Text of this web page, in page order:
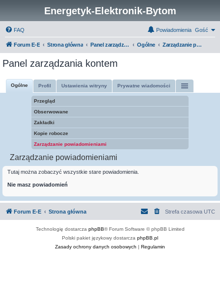
Energetyk-Elektronik-Bytom
FAQ Gość
Powiadomienia
Forum E-E Strona główna Panel zarządzania kontem Ogólne Zarządzanie powiadomieniami
Panel zarządzania kontem
Ogólne Profil Ustawienia witryny Prywatne wiadomości
Przegląd
Obserwowane
Zakładki
Kopie robocze
Zarządzanie powiadomieniami
Zarządzanie powiadomieniami
Tutaj można zobaczyć wszystkie stare powiadomienia.
Nie masz powiadomień
Forum E-E Strona główna Strefa czasowa UTC
Technologię dostarcza phpBB® Forum Software © phpBB Limited
Polski pakiet językowy dostarcza phpBB.pl
Zasady ochrony danych osobowych | Regulamin